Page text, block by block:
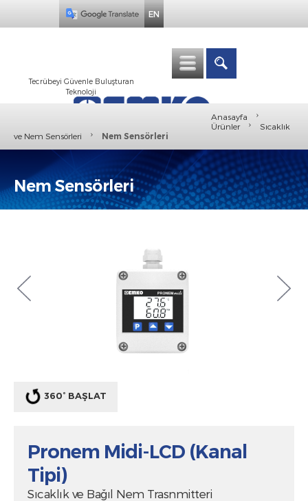
EN
Tecrübeyi Güvenle Buluşturan
Teknoloji
Anasayfa ›
Ürünler ›
Sıcaklık
ve Nem Sensörleri
› Nem Sensörleri
Nem Sensörleri
360° BAŞLAT
Pronem Midi-LCD (Kanal
Tipi)
Sıcaklık ve Bağıl Nem Trasnmitteri